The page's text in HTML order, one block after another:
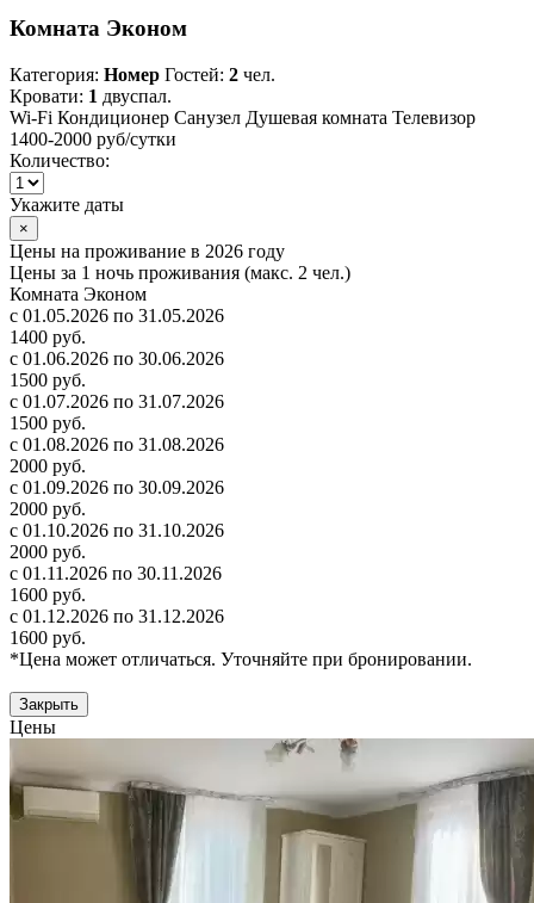
Комната Эконом
Категория: Номер Гостей: 2 чел.
Кровати: 1 двуспал.
Wi-Fi Кондиционер Санузел Душевая комната Телевизор
1400-2000 руб/сутки
Количество:
Укажите даты
×
Цены на проживание в 2026 году
Цены за 1 ночь проживания (макс. 2 чел.)
Комната Эконом
с 01.05.2026 по 31.05.2026
1400 руб.
с 01.06.2026 по 30.06.2026
1500 руб.
с 01.07.2026 по 31.07.2026
1500 руб.
с 01.08.2026 по 31.08.2026
2000 руб.
с 01.09.2026 по 30.09.2026
2000 руб.
с 01.10.2026 по 31.10.2026
2000 руб.
с 01.11.2026 по 30.11.2026
1600 руб.
с 01.12.2026 по 31.12.2026
1600 руб.
*Цена может отличаться. Уточняйте при бронировании.
Закрыть
Цены